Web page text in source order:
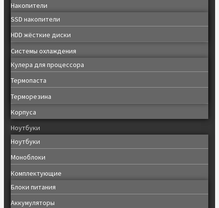
Накопители
SSD накопители
HDD жёсткие диски
Системы охлаждения
Кулера для процессора
Термопаста
Терморезина
Корпуса
Ноутбуки
Ноутбуки
Моноблоки
Комплектующие
Блоки питания
Аккумуляторы